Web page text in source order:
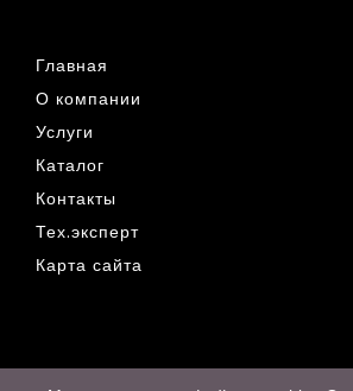
Главная
О компании
Услуги
Каталог
Контакты
Тех.эксперт
Карта сайта